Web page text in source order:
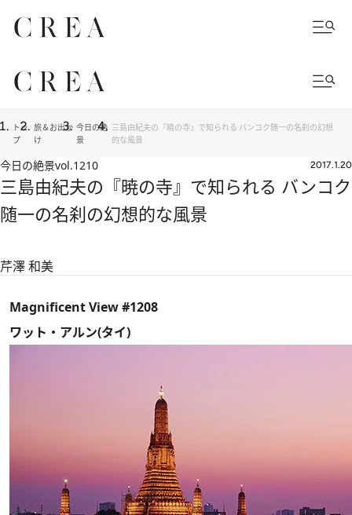
トッ
プ
旅＆お出か
け
今日の絶
景
三島由紀夫の『暁の寺』で知られる バンコク随一の名刹の幻想
的な風景
今日の絶景vol.1210 2017.1.20
三島由紀夫の『暁の寺』で知られる バンコク
随一の名刹の幻想的な風景
芹澤 和美
Magnificent View #1208
ワット・アルン(タイ)